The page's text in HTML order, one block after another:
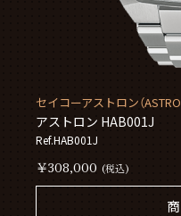
セイコーアストロン（
アストロン HAB001J
Ref.HAB001J
￥308,000 (税込)